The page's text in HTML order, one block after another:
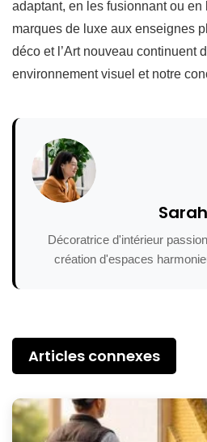
adaptant, en les fusionnant ou en
marques de luxe aux enseignes
déco et l’Art nouveau continuent
environnement visuel et notre
Sarah
Décoratrice d'intérieur
création d'espaces
Articles connexes